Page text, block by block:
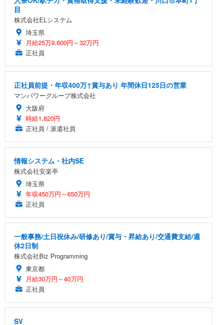
目
株式会社ELシステム
埼玉県
月給25万9,600円～32万円
正社員
正社員前提・年収400万↑賞与あり 年間休日125日の営業
マンパワーグループ株式会社
大阪府
時給1,820円
正社員 / 派遣社員
情報システム・社内SE
株式会社安楽亭
埼玉県
年収450万円～650万円
正社員
一般事務/土日祝休み/研修あり/賞与・昇給あり/交通費支給/週
休2日制
株式会社Biz Programming
東京都
月給30万円～40万円
正社員
SV